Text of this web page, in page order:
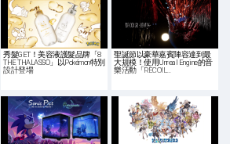
秀髮GET！美容液護髮品牌「8
THE THALASSO」以Pokémon特別
設計登場
聖誕節以豪華嘉賓陣容達到最
大規模！使用Unreal Engine的音
樂活動「RECOIL…